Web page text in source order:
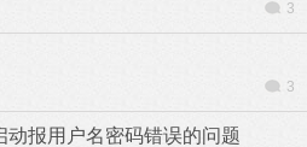
3
3
动报用户名密码错误的问题